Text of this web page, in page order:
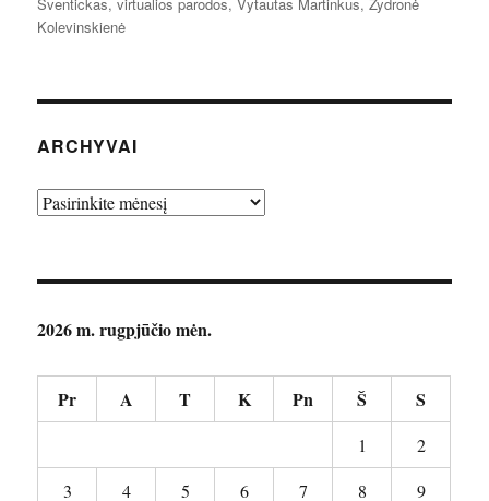
Kolevinskienė
ARCHYVAI
Archyvai
2026 m. rugpjūčio mėn.
Pr A T K Pn Š S
1
2
3
4 5 6 7 8
9